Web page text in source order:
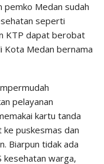
pemko Medan sudah
seperti
KTP dapat berobat
Kota Medan bernama
pelayanan
kartu tanda
puskesmas dan
Biarpun tidak ada
kesehatan warga,